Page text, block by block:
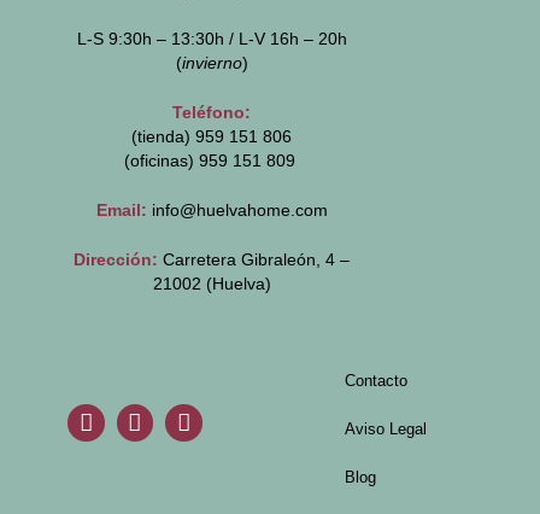
L-S 9:30h – 13:30h / L-V 16h – 20h
(invierno)
Teléfono:
(tienda) 959 151 806
(oficinas) 959 151 809
Email: info@huelvahome.com
Dirección: Carretera Gibraleón, 4 –
21002 (Huelva)
Contacto
Aviso Legal
Blog